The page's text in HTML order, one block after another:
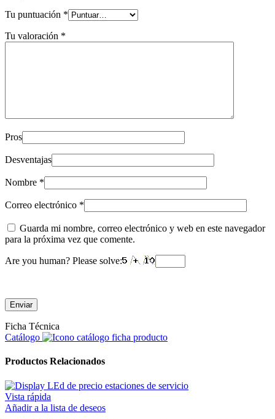
Tu puntuación *
Tu valoración *
Pros
Desventajas
Nombre *
Correo electrónico *
Guarda mi nombre, correo electrónico y web en este navegador
para la próxima vez que comente.
Are you human? Please solve:
Ficha Técnica
Catálogo
Productos Relacionados
Vista rápida
Añadir a la lista de deseos